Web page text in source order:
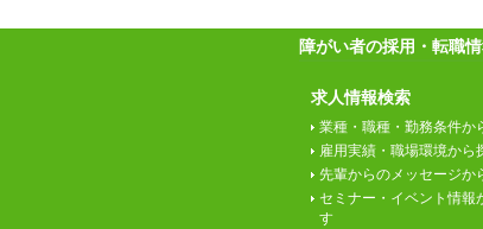
障がい者の採用・転職
求人情報検索
業種・職種・勤務条件か
雇用実績・職場環境から
先輩からのメッセージか
セミナー・イベント情報
す